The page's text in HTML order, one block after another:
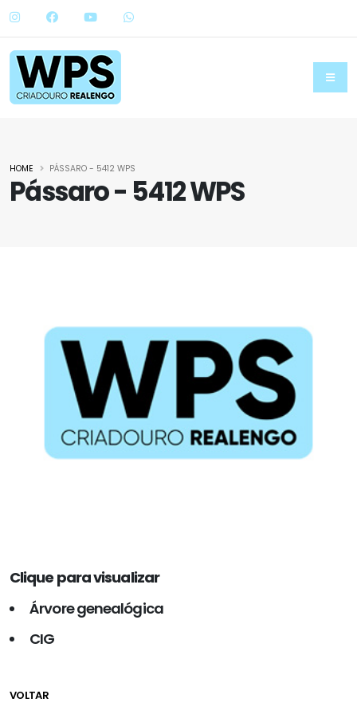
Pássaro - 5412 WPS
HOME PÁSSARO - 5412 WPS
Clique para visualizar
Árvore genealógica
CIG
VOLTAR